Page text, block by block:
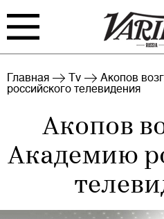
FILM
RANKING
EVENTS
BLOG
Главная Tv
Акопов
российского телевидения
Акопов
Академию